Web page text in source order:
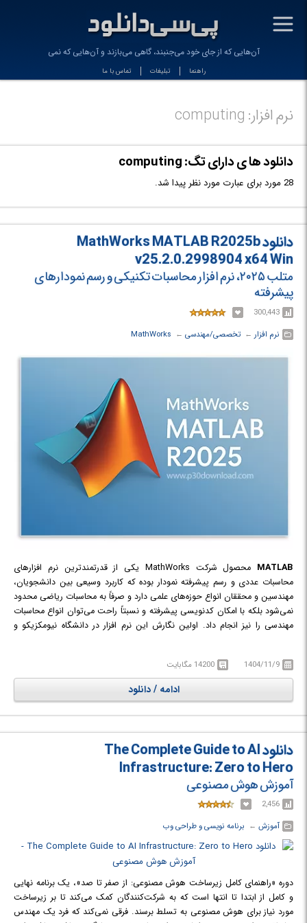
-
آن‌هایی كه از جای خود می‌جنبند، گاهی می‌بازند و آن‌هایی كه نمی‌جنبن_
راهنما تبلیغات تماس با ما
نرم افزار: computing
دانلود ها ی دارای تگ: computing
28 مورد برای عبارت مورد نظر پیدا شد.
دانلود MathWorks MATLAB R2025b
v25.2.0.2998904 x64 Win
متلب ۲۰۲۵، نرم افزار محاسبات تکنیکی و رسم نمودارهای
پیشرفته
300,443
نرم افزار ← ‏تخصصی/مهندسی ← ‏
MathWorks
MATLAB
محصول شرکت MathWorks یکی از قدرتمندترین نرم افزارهای
محاسبات عددی و رسم پیشرفته نمودار بوده که کاربرد وسیعی بین دانشجویان،
مهندسین و محققان انواع حوزه‌های علمی دارد و صرفاً به محاسبات ریاضی محدود
نمی‌شود بلکه با امکان کدنویسی پیشرفته و نسبتاً راحت می‌توان انواع محاسبات
مهندسی را نیز انجام داد. اولین نگارش این نرم افزار در دانشگاه نیومکزیکو و
زمینه‌های متنوع مهندسی نظیر ریاضیات پیشرفته، جبر خطی، مخابرات و مهندسی
سیستم از آن استفاده می‌کنند. ریاضیات، زبان مشترک بسیاری از علوم مهندسی
است؛ ماتریس ها، معادلات دیفرانسیل، رشته‌های عددی اطلاعات، ترسیمات و
گراف‌ها از ابزار اصلی بکار گرفته در ریاضیات و نیز در این نرم افزار هستند.
1404/11/9 14200 مگابایت
ادامه / دانلود
دانلود The Complete Guide to AI
Infrastructure: Zero to Hero
آموزش هوش مصنوعی
2,456
آموزش ← ‏ برنامه نویسی و طراحی وب
دوره «راهنمای کامل زیرساخت هوش مصنوعی: از صفر تا صد»، یک برنامه نهایی
و کامل از ابتدا تا انتها است که به شرکت‌کنندگان کمک می‌کند تا بر زیرساخت
مورد نیاز برای هوش مصنوعی به تسلط برسند. فرقی نمی‌کند که فرد یک مهندس